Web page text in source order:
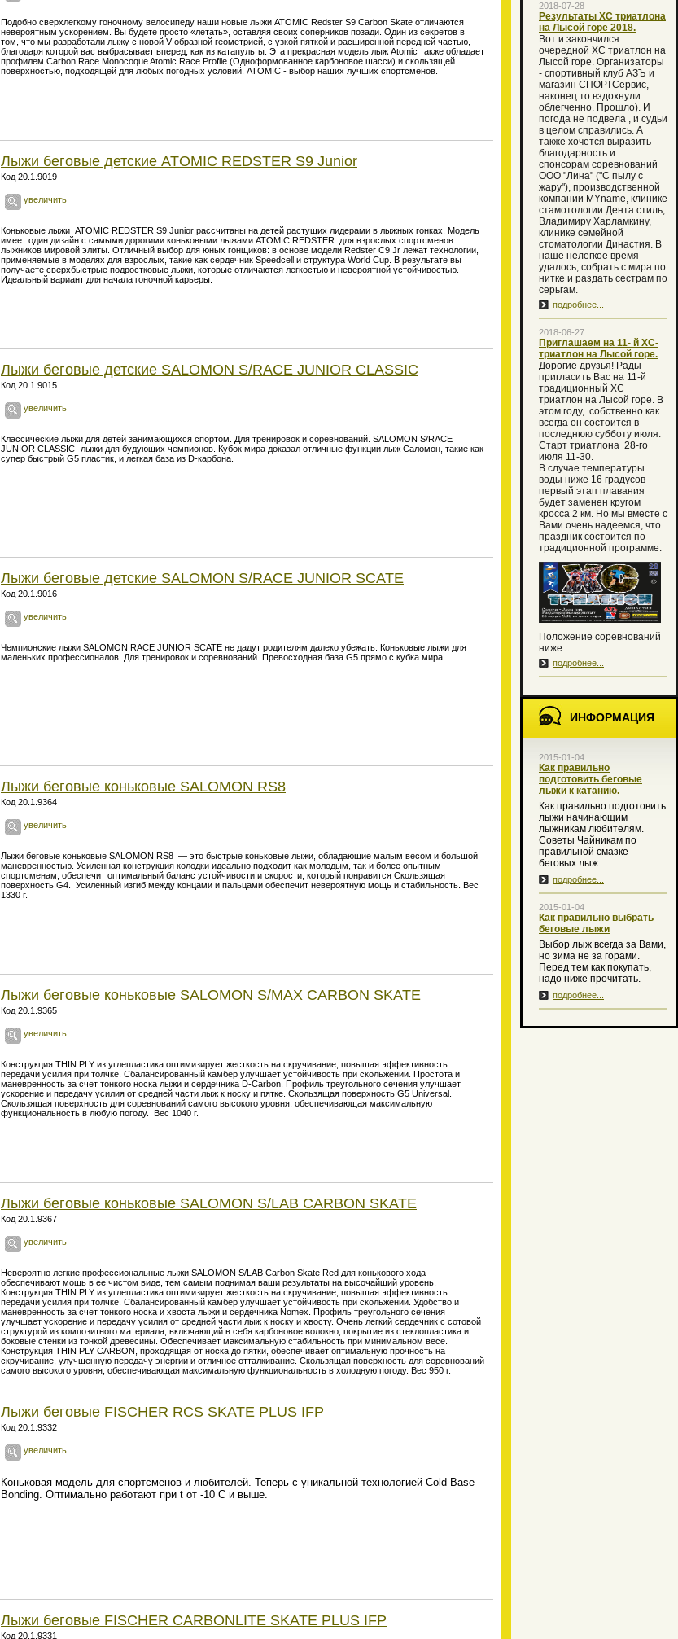
2018-07-28
Результаты ХС триатлона
на Лысой горе 2018.
Вот и закончился
очередной XC триатлон на
Лысой горе. Организаторы
- спортивный клуб АЗЪ и
магазин СПОРТСервис,
наконец то вздохнули
облегченно. Прошло). И
погода не подвела , и судьи
в целом справились. А
также хочется выразить
благодарность и
спонсорам соревнований
ООО "Лина" ("С пылу с
жару"), производственной
компании MYname, клинике
стамотологии Дента стиль,
Владимиру Харламкину,
клинике семейной
стоматологии Династия. В
наше нелегкое время
удалось, собрать с мира по
нитке и раздать сестрам по
серьгам.
подробнее...
2018-06-27
Приглашаем на 11- й XC-
триатлон на Лысой горе.
Дорогие друзья! Рады
пригласить Вас на 11-й
традиционный XC
триатлон на Лысой горе. В
этом году, собственно как
всегда он состоится в
последнюю субботу июля.
Старт триатлона 28-го
июля 11-30.
В случае температуры
воды ниже 16 градусов
первый этап плавания
будет заменен кругом
кросса 2 км. Но мы вместе с
Вами очень надеемся, что
праздник состоится по
традиционной программе.
Положение соревнований
ниже:
подробнее...
ИНФОРМАЦИЯ
2015-01-04
Как правильно
подготовить беговые
лыжи к катанию.
Как правильно подготовить
лыжи начинающим
лыжникам любителям.
Советы Чайникам по
правильной смазке
беговых лыж.
подробнее...
2015-01-04
Как правильно выбрать
беговые лыжи
Выбор лыж всегда за Вами,
но зима не за горами.
Перед тем как покупать,
надо ниже прочитать.
подробнее...
Подобно сверхлегкому гоночному велосипеду наши новые лыжи ATOMIC Redster S9 Carbon Skate отличаются
невероятным ускорением. Вы будете просто «летать», оставляя своих соперников позади. Один из секретов в
том, что мы разработали лыжу с новой V-образной геометрией, с узкой пяткой и расширенной передней частью,
благодаря которой вас выбрасывает вперед, как из катапульты. Эта прекрасная модель лыж Atomic также обладает
профилем Carbon Race Monocoque Atomic Race Profile (Одноформованное карбоновое шасси) и скользящей
поверхностью, подходящей для любых погодных условий. ATOMIC - выбор наших лучших спортсменов.
Лыжи беговые детские ATOMIC REDSTER S9 Junior
Код 20.1.9019
увеличить
Коньковые лыжи ATOMIC REDSTER S9 Junior рассчитаны на детей растущих лидерами в лыжных гонках. Модель
имеет один дизайн с самыми дорогими коньковыми лыжами ATOMIC REDSTER для взрослых спортсменов
лыжников мировой элиты. Отличный выбор для юных гонщиков: в основе модели Redster C9 Jr лежат технологии,
применяемые в моделях для взрослых, такие как сердечник Speedcell и структура World Cup. В результате вы
получаете сверхбыстрые подростковые лыжи, которые отличаются легкостью и невероятной устойчивостью.
Идеальный вариант для начала гоночной карьеры.
Лыжи беговые детские SALOMON S/RACE JUNIOR CLASSIC
Код 20.1.9015
увеличить
Классические лыжи для детей занимающихся спортом. Для тренировок и соревнований. SALOMON S/RACE
JUNIOR CLASSIC- лыжи для будующих чемпионов. Кубок мира доказал отличные функции лыж Саломон, такие как
супер быстрый G5 пластик, и легкая база из D-карбона.
Лыжи беговые детские SALOMON S/RACE JUNIOR SCATE
Код 20.1.9016
увеличить
Чемпионские лыжи SALOMON RACE JUNIOR SCATE не дадут родителям далеко убежать. Коньковые лыжи для
маленьких профессионалов. Для тренировок и соревнований. Превосходная база G5 прямо с кубка мира.
Лыжи беговые коньковые SALOMON RS8
Код 20.1.9364
увеличить
Лыжи беговые коньковые SALOMON RS8 — это быстрые коньковые лыжи, обладающие малым весом и большой
маневренностью. Усиленная конструкция колодки идеально подходит как молодым, так и более опытным
спортсменам, обеспечит оптимальный баланс устойчивости и скорости, который понравится Скользящая
поверхность G4. Усиленный изгиб между концами и пальцами обеспечит невероятную мощь и стабильность. Вес
1330 г.
Лыжи беговые коньковые SALOMON S/MAX CARBON SKATE
Код 20.1.9365
увеличить
Конструкция THIN PLY из углепластика оптимизирует жесткость на скручивание, повышая эффективность
передачи усилия при толчке. Сбалансированный камбер улучшает устойчивость при скольжении. Простота и
маневренность за счет тонкого носка лыжи и сердечника D-Carbon. Профиль треугольного сечения улучшает
ускорение и передачу усилия от средней части лыж к носку и пятке. Скользящая поверхность G5 Universal.
Скользящая поверхность для соревнований самого высокого уровня, обеспечивающая максимальную
функциональность в любую погоду. Вес 1040 г.
Лыжи беговые коньковые SALOMON S/LAB CARBON SKATE
Код 20.1.9367
увеличить
Невероятно легкие профессиональные лыжи SALOMON S/LAB Carbon Skate Red для конькового хода
обеспечивают мощь в ее чистом виде, тем самым поднимая ваши результаты на высочайший уровень.
Конструкция THIN PLY из углепластика оптимизирует жесткость на скручивание, повышая эффективность
передачи усилия при толчке. Сбалансированный камбер улучшает устойчивость при скольжении. Удобство и
маневренность за счет тонкого носка и хвоста лыжи и сердечника Nomex. Профиль треугольного сечения
улучшает ускорение и передачу усилия от средней части лыж к носку и хвосту. Очень легкий сердечник с сотовой
структурой из композитного материала, включающий в себя карбоновое волокно, покрытие из стеклопластика и
боковые стенки из тонкой древесины. Обеспечивает максимальную стабильность при минимальном весе.
Конструкция THIN PLY CARBON, проходящая от носка до пятки, обеспечивает оптимальную прочность на
скручивание, улучшенную передачу энергии и отличное отталкивание. Скользящая поверхность для соревнований
самого высокого уровня, обеспечивающая максимальную функциональность в холодную погоду. Вес 950 г.
Лыжи беговые FISCHER RCS SKATE PLUS IFP
Код 20.1.9332
увеличить
Коньковая модель для спортсменов и любителей. Теперь с уникальной технологией Cold Base
Bonding. Оптимально работают при t от -10 С и выше.
Лыжи беговые FISCHER CARBONLITE SKATE PLUS IFP
Код 20.1.9331